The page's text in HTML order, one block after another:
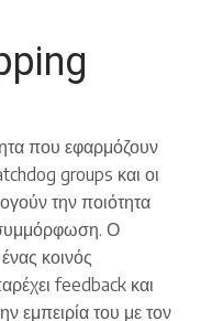
που εφαρμόζουν
groups και οι
την ποιότητα
Ο
κοινός
feedback και
εμπειρία του με τον